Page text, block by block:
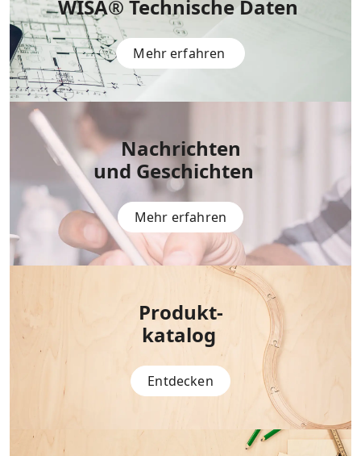
WISA® Technische Daten
Mehr erfahren
Nachrichten
und Geschichten
Mehr erfahren
Produkt-
katalog
Entdecken